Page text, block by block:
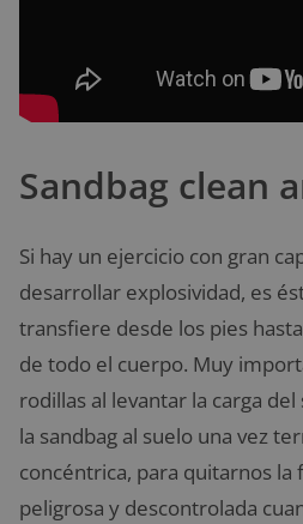
Sandbag clean
Si hay un ejercicio con gran
desarrollar explosividad, es
transfiere desde los pies
de todo el cuerpo. Muy
rodillas al levantar la carga
la sandbag al suelo una vez
concéntrica, para quitarnos la
peligrosa y descontrolada